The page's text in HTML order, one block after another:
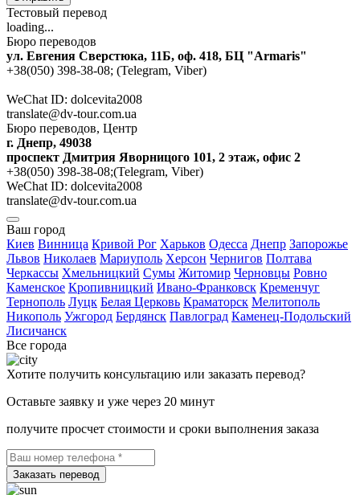
Тестовый перевод
loading...
Бюро переводов
ул. Евгения Сверстюка, 11Б, оф. 418, БЦ "Armaris"
+38(050) 398-38-08; (Telegram, Viber)
WeChat ID: dolcevita2008
translate@dv-tour.com.ua
Бюро переводов, Центр
г. Днепр, 49038
проспект Дмитрия Яворницого 101, 2 этаж, офис 2
+38(050) 398-38-08;(Telegram, Viber)
WeChat ID: dolcevita2008
translate@dv-tour.com.ua
Ваш город
Киев Винница Кривой Рог Харьков Одесса Днепр Запорожье
Львов Николаев Мариуполь Херсон Чернигов Полтава
Черкассы Хмельницкий Сумы Житомир Черновцы Ровно
Каменское Кропивницкий Ивано-Франковск Кременчуг
Тернополь Луцк Белая Церковь Краматорск Мелитополь
Никополь Ужгород Бердянск Павлоград Каменец-Подольский
Лисичанск
Все города
Хотите получить консультацию или заказать перевод?
Оставьте заявку и уже через 20 минут
получите просчет стоимости и сроки выполнения заказа
Заказать перевод